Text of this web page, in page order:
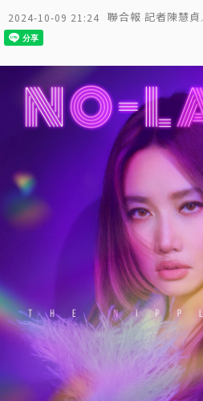
2024-10-09 21:24 聯合報 記者陳慧